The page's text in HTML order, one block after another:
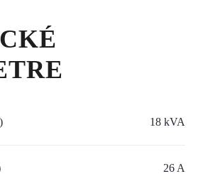
18 kVA
26 A